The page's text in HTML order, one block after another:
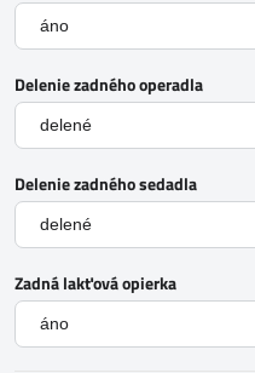
Delenie zadného operadla
Delenie zadného sedadla
Zadná lakťová opierka